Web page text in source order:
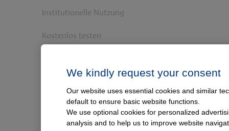
Institutionelle Nutzung
Kostenlos testen
Startseite
via medici App
We kindly request your consent
Our website uses essential cookies and similar
default to ensure basic website functions.
We use optional cookies for personalized
analysis and to help us to improve website